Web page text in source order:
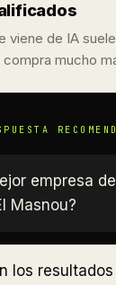
viene de IA
mucho
empresa de
Masnou?
los